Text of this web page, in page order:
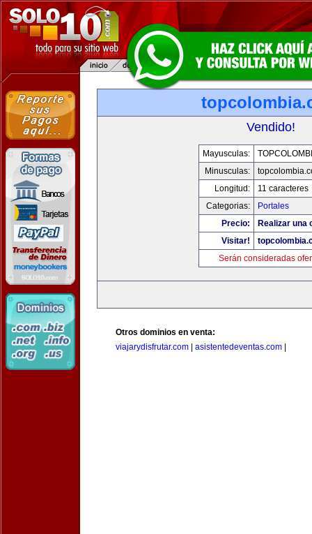
Vendido!
Mayusculas:
Minusculas:
Longitud:
11 caracteres
Categorias:
Portales
Precio:
Realizar una
Visitar!
Serán consideradas
Otros dominios en venta:
viajarydisfrutar.com
asistentedeventas.com